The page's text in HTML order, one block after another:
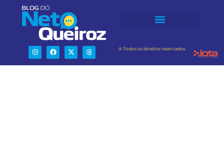
® Todos os direitos reservados.